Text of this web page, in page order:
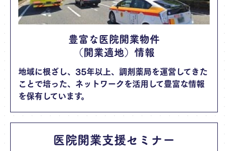
豊富な医院開業物件
（開業適地）情報
地域に根ざし、35年以上、調剤薬局を運営してきた
ことで培った、ネットワークを活用して豊富な情報
を保有しています。
医院開業支援セミナー